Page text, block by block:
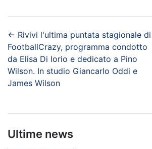
← Rivivi l'ultima puntata stagionale di
FootballCrazy, programma condotto
da Elisa Di Iorio e dedicato a Pino
Wilson. In studio Giancarlo Oddi e
James Wilson
Ultime news